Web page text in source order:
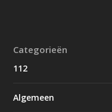
Categorieën
112
Algemeen